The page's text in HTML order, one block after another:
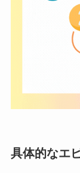
具体的なエ